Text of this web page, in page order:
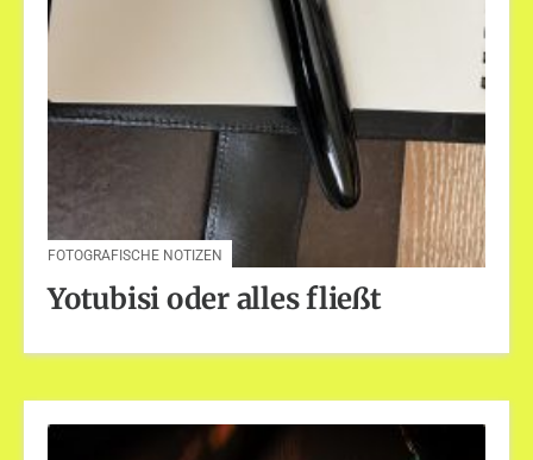
FOTOGRAFISCHE NOTIZEN
Yotubisi oder alles fließt